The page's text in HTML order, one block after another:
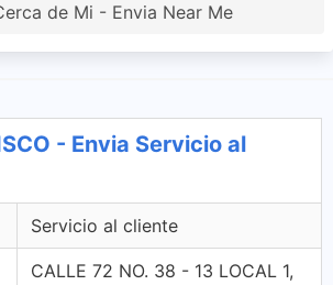
de Mi - Envia Near Me
- Envia Servicio al
Servicio al cliente
CALLE 72 NO. 38 - 13 LOCAL 1,